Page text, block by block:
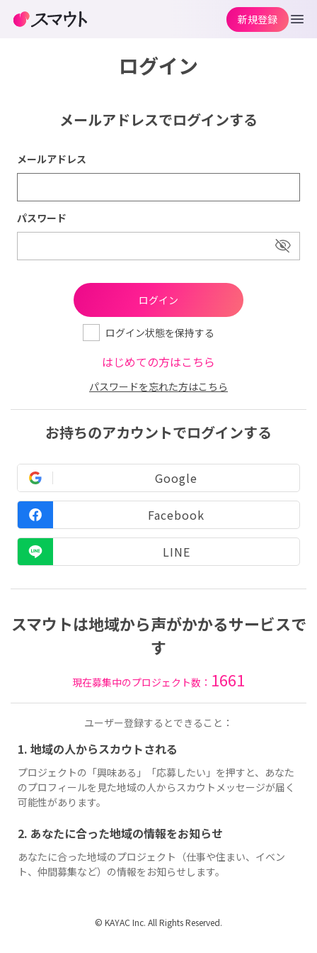
ログイン
メールアドレスでログインする
メールアドレス
パスワード
ログイン状態を保持する
はじめての方はこちら
パスワードを忘れた方はこちら
お持ちのアカウントでログインする
Google
Facebook
LINE
スマウトは地域から声がかかるサービスで
す
現在募集中のプロジェクト数： 1661
ユーザー登録するとできること：
1. 地域の人からスカウトされる
プロジェクトの「興味ある」「応募したい」を押すと、あなた
のプロフィールを見た地域の人からスカウトメッセージが届く
可能性があります。
2. あなたに合った地域の情報をお知らせ
あなたに合った地域のプロジェクト（仕事や住まい、イベン
ト、仲間募集など）の情報をお知らせします。
新規登録
© KAYAC Inc. All Rights Reserved.